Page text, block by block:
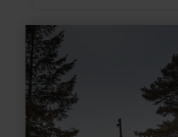
meer
informatie
over:
Weiselstein-
Aussichtsturm